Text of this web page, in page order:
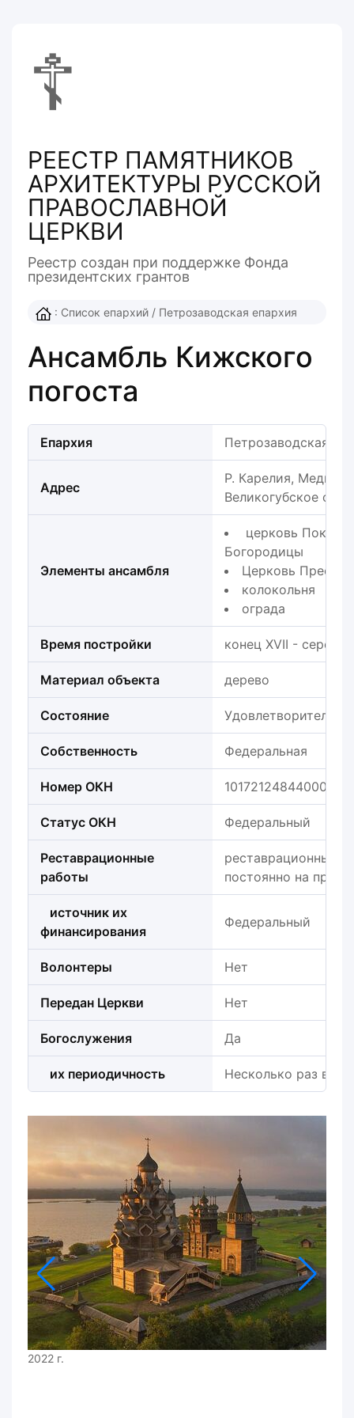
☦
РЕЕСТР ПАМЯТНИКОВ
АРХИТЕКТУРЫ РУССКОЙ
ПРАВОСЛАВНОЙ
ЦЕРКВИ
Реестр создан при поддержке Фонда
президентcких грантов
: Список епархий / Петрозаводская епархия
Ансамбль Кижского
погоста
Епархия Петрозаводская
Адрес
Р. Карелия,
Великогубское
Элементы ансамбля
церковь
Богородицы
Церковь
колокольня
ограда
Время постройки конец XVII -
Материал объекта дерево
Состояние
Собственность Федеральная
Номер ОКН 101721248440006
Статус ОКН Федеральный
Реставрационные
работы
реставрационные
постоянно на
источник их
финансирования
Федеральный
Волонтеры Нет
Передан Церкви Нет
Богослужения Да
их периодичность Несколько раз в год
2022 г.